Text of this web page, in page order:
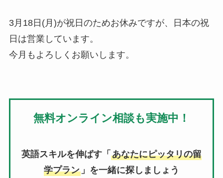
3月18日(月)が祝日のためお休みですが、日本の祝
日は営業しています。
今月もよろしくお願いします。
無料オンライン相談も実施中！
英語スキルを伸ばす「 あなたにピッタリの留
学プラン 」を一緒に探しましょう